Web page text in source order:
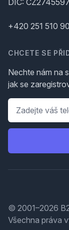
DIČ:
+420 251 510
CHCETE SE
Nechte nám na
jak se
Telefon
© 2001–2026
Všechna práva